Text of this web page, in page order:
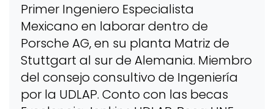
Primer Ingeniero Especialista
Mexicano en laborar dentro de
Porsche AG, en su planta Matriz de
Stuttgart al sur de Alemania. Miembro
del consejo consultivo de Ingeniería
por la UDLAP. Conto con las becas